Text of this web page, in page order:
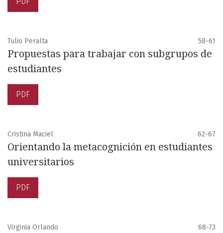
Tulio Peralta 58-61
Propuestas para trabajar con subgrupos de
estudiantes
PDF
Cristina Maciel 62-67
Orientando la metacognición en estudiantes
universitarios
PDF
Virginia Orlando 68-73